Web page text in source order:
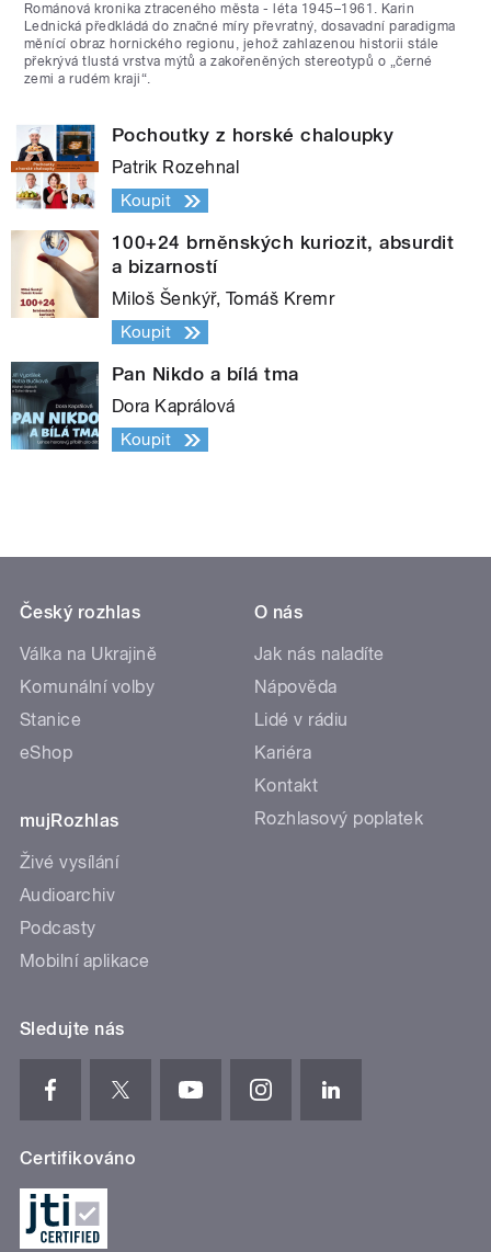
Románová kronika ztraceného města - léta 1945–1961. Karin
Lednická předkládá do značné míry převratný, dosavadní paradigma
měnící obraz hornického regionu, jehož zahlazenou historii stále
překrývá tlustá vrstva mýtů a zakořeněných stereotypů o „černé
zemi a rudém kraji“.
Pochoutky z horské chaloupky
Patrik Rozehnal
Koupit
100+24 brněnských kuriozit, absurdit
a bizarností
Miloš Šenkýř, Tomáš Kremr
Koupit
Pan Nikdo a bílá tma
Dora Kaprálová
Koupit
Český rozhlas
Válka na Ukrajině
Komunální volby
Stanice
eShop
mujRozhlas
Živé vysílání
Audioarchiv
Podcasty
Mobilní aplikace
O nás
Jak nás naladíte
Nápověda
Lidé v rádiu
Kariéra
Kontakt
Rozhlasový poplatek
Sledujte nás
Certifikováno